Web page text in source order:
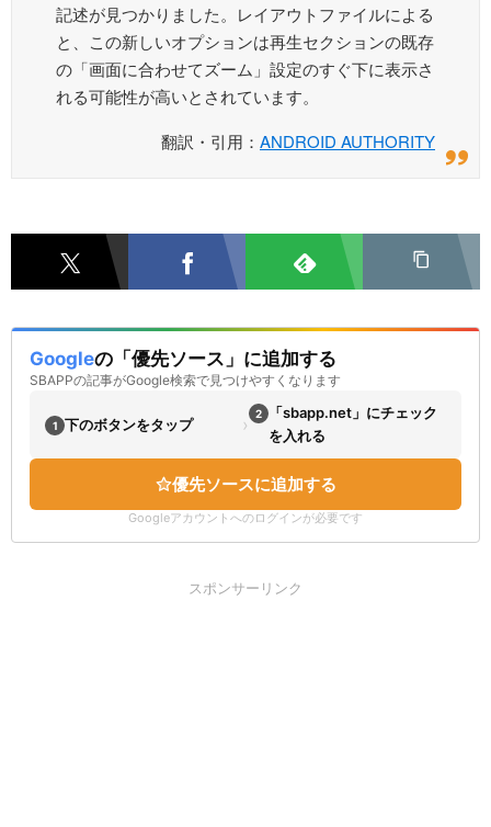
記述が見つかりました。レイアウトファイルによる
と、この新しいオプションは再生セクションの既存
の「画面に合わせてズーム」設定のすぐ下に表示さ
れる可能性が高いとされています。
翻訳・引用： ANDROID AUTHORITY
Googleの「優先ソース」に追加する
SBAPPの記事がGoogle検索で見つけやすくなります
1 下のボタンをタップ › 2
「sbapp.net」にチェック
を入れる
優先ソースに追加する
Googleアカウントへのログインが必要です
スポンサーリンク